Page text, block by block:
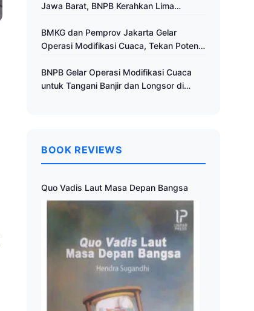
Jawa Barat, BNPB Kerahkan Lima
Cuaca
BMKG dan Pemprov Jakarta Gelar
Operasi Modifikasi Cuaca, Tekan Potensi
BNPB Gelar Operasi Modifikasi Cuaca
untuk Tangani Banjir dan Longsor di
BOOK REVIEWS
Quo Vadis Laut Masa Depan Bangsa